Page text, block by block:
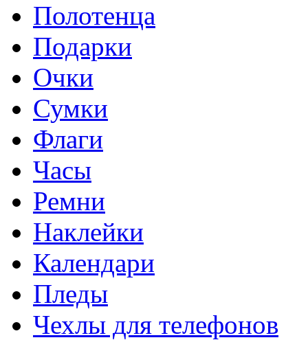
Полотенца
Подарки
Очки
Сумки
Флаги
Часы
Ремни
Наклейки
Календари
Пледы
Чехлы для телефонов